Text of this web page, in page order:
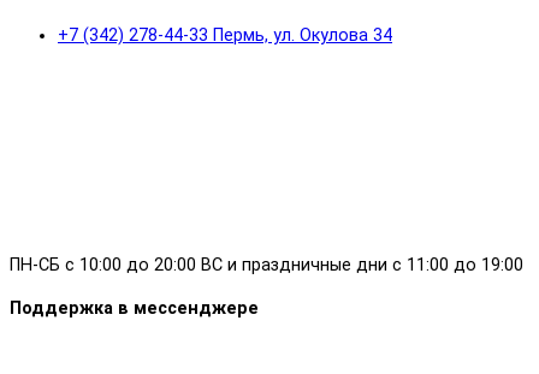
+7 (342) 278-44-33 Пермь, ул. Окулова 34
ПН-СБ с 10:00 до 20:00 ВС и праздничные дни с 11:00 до 19:00
Поддержка в мессенджере